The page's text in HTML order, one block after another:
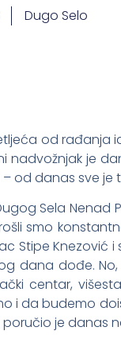
Dugo Selo
od rađanja
nadvožnjak je
od danas sve je
Sela Nenad
smo
Stipe Knezović
dana dođe.
centar,
i da budemo
je